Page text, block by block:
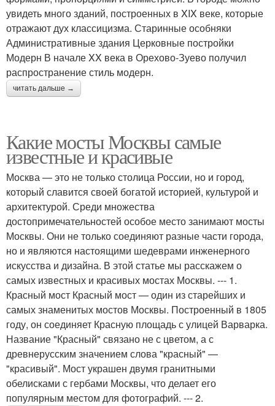
увидеть много зданий, построенных в XIX веке, которые
отражают дух классицизма. Старинные особняки
Административные здания Церковные постройки
Модерн В начале XX века в Орехово-Зуево получил
распространение стиль модерн.
читать дальше →
Какие мосты Москвы самые
известные и красивые
Москва — это не только столица России, но и город,
который славится своей богатой историей, культурой и
архитектурой. Среди множества
достопримечательностей особое место занимают мосты
Москвы. Они не только соединяют разные части города,
но и являются настоящими шедеврами инженерного
искусства и дизайна. В этой статье мы расскажем о
самых известных и красивых мостах Москвы. --- 1.
Красный мост Красный мост — один из старейших и
самых знаменитых мостов Москвы. Построенный в 1805
году, он соединяет Красную площадь с улицей Варварка.
Название "Красный" связано не с цветом, а с
древнерусским значением слова "красный" —
"красивый". Мост украшен двумя гранитными
обелисками с гербами Москвы, что делает его
популярным местом для фотографий. --- 2.